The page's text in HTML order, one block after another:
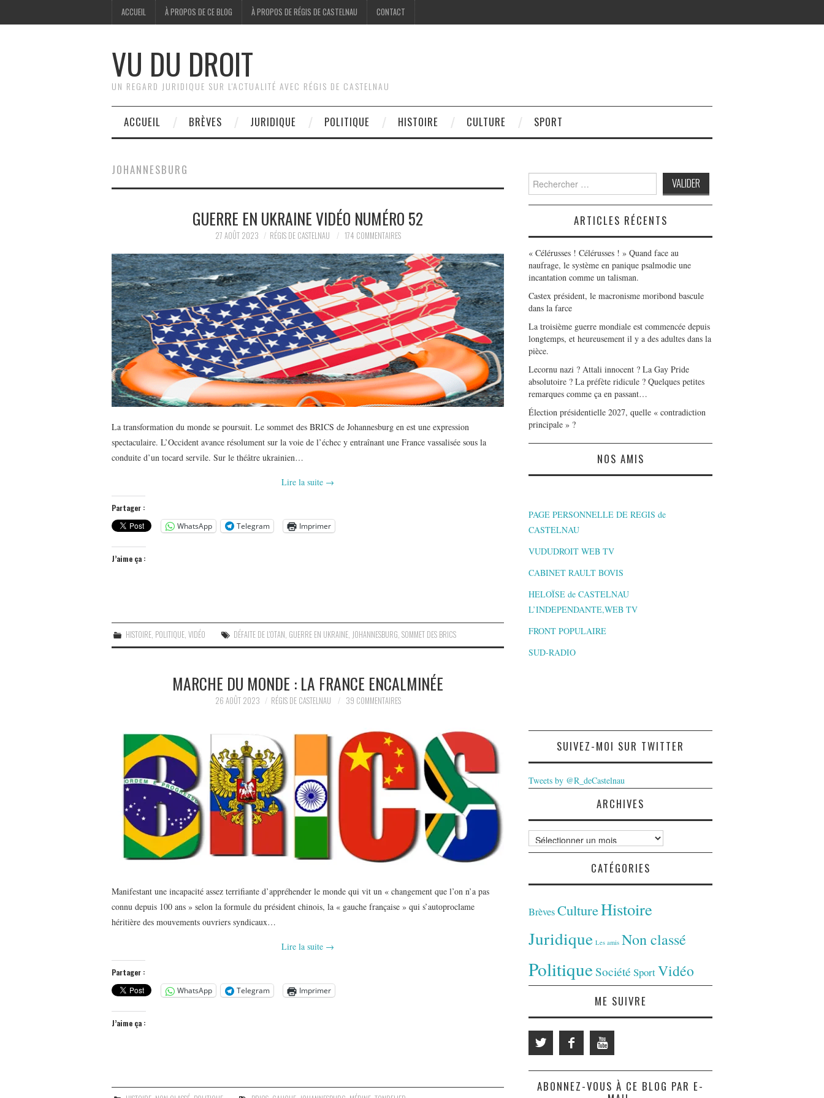
ACCUEIL À PROPOS DE CE BLOG À PROPOS DE RÉGIS DE CASTELNAU CONTACT
VU DU DROIT
UN REGARD JURIDIQUE SUR L'ACTUALITÉ AVEC RÉGIS DE CASTELNAU
ACCUEIL BRÈVES JURIDIQUE POLITIQUE HISTOIRE CULTURE SPORT
JOHANNESBURG
GUERRE EN UKRAINE VIDÉO NUMÉRO 52
27 AOÛT 2023 RÉGIS DE CASTELNAU 174 COMMENTAIRES
La transformation du monde se poursuit. Le sommet des BRICS de Johannesburg en est une expression
spectaculaire. L’Occident avance résolument sur la voie de l’échec y entraînant une France vassalisée sous la
conduite d’un tocard servile. Sur le théâtre ukrainien…
Lire la suite →
Partager :
WhatsApp
Telegram Imprimer
J’aime ça :
HISTOIRE POLITIQUE ,VIDÉO DÉFAITE DE L'OTAN GUERRE EN UKRAINE JOHANNESBURG ,SOMMET DES BRICS
MARCHE DU MONDE : LA FRANCE ENCALMINÉE
26 AOÛT 2023 RÉGIS DE CASTELNAU 39 COMMENTAIRES
Manifestant une incapacité assez terrifiante d’appréhender le monde qui vit un « changement que l’on n’a pas
connu depuis 100 ans » selon la formule du président chinois, la « gauche française » qui s’autoproclame
héritière des mouvements ouvriers syndicaux…
Lire la suite →
Partager :
WhatsApp
Telegram Imprimer
J’aime ça :
Search
for:
ARTICLES RÉCENTS
« Célérusses ! Célérusses ! » Quand face au
naufrage, le système en panique psalmodie une
incantation comme un talisman.
Castex président, le macronisme moribond bascule
dans la farce
La troisième guerre mondiale est commencée depuis
longtemps, et heureusement il y a des adultes dans la
pièce.
Lecornu nazi ? Attali innocent ? La Gay Pride
absolutoire ? La préfète ridicule ? Quelques petites
remarques comme ça en passant…
Élection présidentielle 2027, quelle « contradiction
principale » ?
NOS AMIS
PAGE PERSONNELLE DE REGIS de
CASTELNAU
VUDUDROIT WEB TV
CABINET RAULT BOVIS
HELOÏSE de CASTELNAU
L’INDEPENDANTE,WEB TV
FRONT POPULAIRE
SUD-RADIO
SUIVEZ-MOI SUR TWITTER
Tweets by @R_deCastelnau
ARCHIVES
Archives
CATÉGORIES
BrèvesCultureHistoire
Juridique Les amis Non classé
PolitiqueSociété SportVidéo
ME SUIVRE
ABONNEZ-VOUS À CE BLOG PAR E-